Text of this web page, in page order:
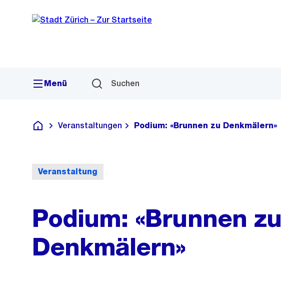
Navigation
Sprunglink
Menü Suchen
Deutsch
Veranstaltungen Podium: «Brunnen zu Denkmälern»
Veranstaltung
Podium: «Brunnen zu
Denkmälern»